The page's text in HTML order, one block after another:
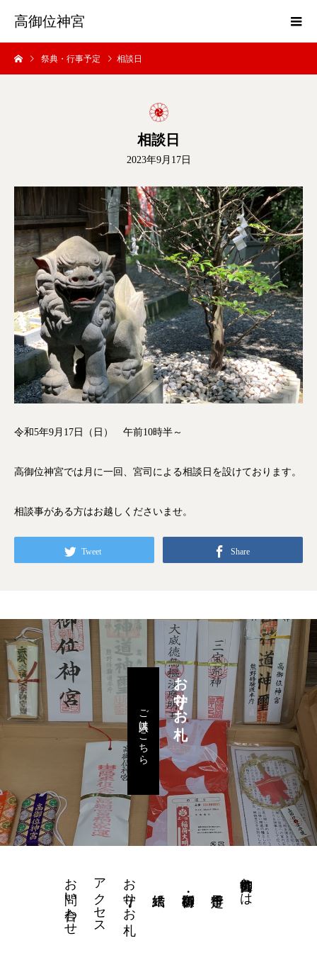
高御位神宮
祭典・行事予定 相談日
相談日
2023年9月17日
令和5年9月17日（日） 午前10時半～
高御位神宮では月に一回、宮司による相談日を設けております。
相談事がある方はお越しくださいませ。
Tweet Share
お守り・お札
ご購入はこちら
高御位神宮とは
お守り・お札
アクセス
お問い合わせ